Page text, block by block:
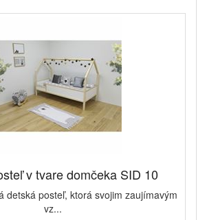
v tvare domčeka SID 10
detská posteľ, ktorá svojim zaujímavým
vz...